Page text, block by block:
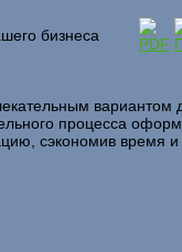
бизнеса
вариантом
процесса
сэкономив время и